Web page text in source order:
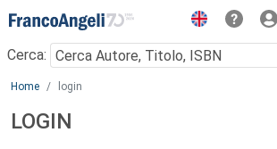
Menu
Cerca:
Main content
Home login
LOGIN